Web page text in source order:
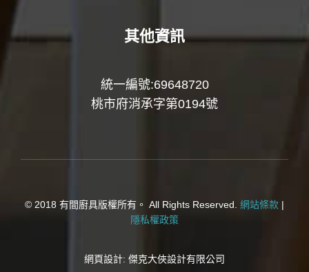
其他資訊
統一編號:69648720
桃市府消承字第0194號
© 2018 有間廚具版權所有。 All Rights Reserved. 網站條款 |
隱私權政策
網頁設計: 傑克大俠設計有限公司